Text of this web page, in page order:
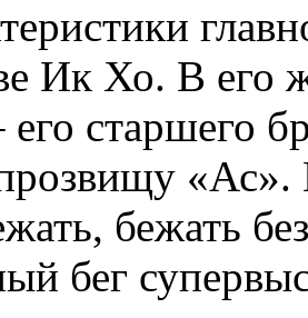
Ик Хо. В его
его старшего
«Ас».
бежать
бег